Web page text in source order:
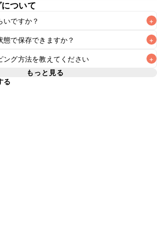
ついて
いですか？ +
目安です。なるべくお早めにお召し上が
態で保存できますか？ +
形後）の保存期間は冷蔵で当日中が目安で
したい場合は冷凍で保存し、1週間を目安に
すすめいたします。冷凍保存した場合は
生地が扱いやすくなってからカットしてく
ング方法を教えてください +
もっと見る
る